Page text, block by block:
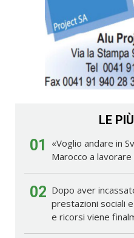
LE
01
«Voglio andare in
Marocco a lavorare
02 Dopo aver
prestazioni sociali
e ricorsi viene